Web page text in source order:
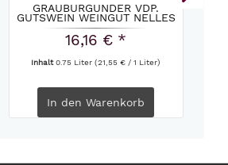
GRAUBURGUNDER VDP.
GUTSWEIN WEINGUT NELLES
2023
16,16 € *
Inhalt0.75 Liter(21,55 € / 1 Liter)
In den Warenkorb